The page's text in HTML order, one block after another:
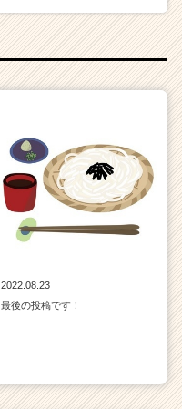
2022.08.23
最後の投稿です！